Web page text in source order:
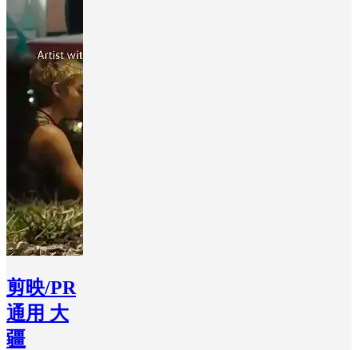
剪映/PR
通用 大
疆